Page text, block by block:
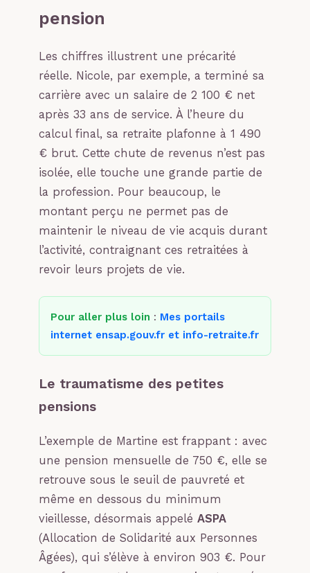
pension
Les chiffres illustrent une précarité
réelle. Nicole, par exemple, a terminé sa
carrière avec un salaire de 2 100 € net
après 33 ans de service. À l’heure du
calcul final, sa retraite plafonne à 1 490
€ brut. Cette chute de revenus n’est pas
isolée, elle touche une grande partie de
la profession. Pour beaucoup, le
montant perçu ne permet pas de
maintenir le niveau de vie acquis durant
l’activité, contraignant ces retraitées à
revoir leurs projets de vie.
Pour aller plus loin : Mes portails
internet ensap.gouv.fr et info-retraite.fr
Le traumatisme des petites
pensions
L’exemple de Martine est frappant : avec
une pension mensuelle de 750 €, elle se
retrouve sous le seuil de pauvreté et
même en dessous du minimum
vieillesse, désormais appelé ASPA
(Allocation de Solidarité aux Personnes
Âgées), qui s’élève à environ 903 €. Pour